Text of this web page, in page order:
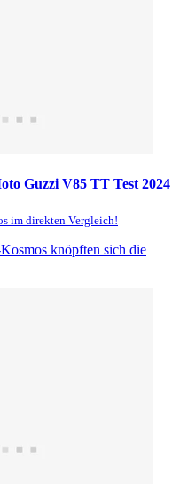
Guzzi V85 TT Test 2024
im direkten Vergleich!
knöpften sich die